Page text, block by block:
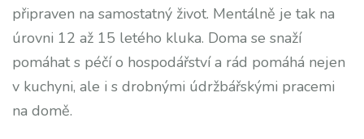
připraven na samostatný život. Mentálně je tak na
úrovni 12 až 15 letého kluka. Doma se snaží
pomáhat s péčí o hospodářství a rád pomáhá nejen
v kuchyni, ale i s drobnými údržbářskými pracemi
na domě.